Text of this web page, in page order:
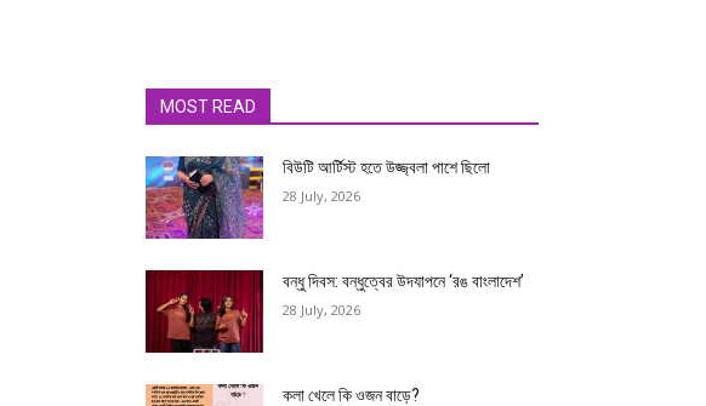
MOST READ
বিউটি আর্টিস্ট হতে উজ্জ্বলা পাশে ছিলো
28 July, 2026
বন্ধু দিবস: বন্ধুত্বের উদযাপনে ‘রঙ বাংলাদেশ’
28 July, 2026
কলা খেলে কি ওজন বাড়ে?